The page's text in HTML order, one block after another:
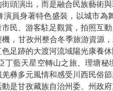
演出，而是融合民族藝術與
演員身著特色盛裝，以城市
民、游客駐足觀賞，拍照互動
甘孜州整合冬季旅游資源，
足跡的大渡河流域陽光康養
丁藍天星空轉山之旅、理塘
彝多元風情和感受川西民俗節
甘孜藏族自治州委、州政府